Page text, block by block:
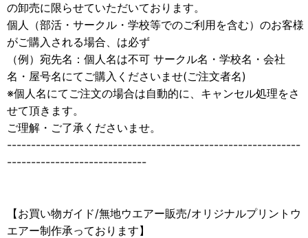
の卸売に限らせていただいております。
個人（部活・サークル・学校等でのご利用を含む）のお客様
がご購入される場合、は必ず
（例）宛先名：個人名は不可 サークル名・学校名・会社
名・屋号名にてご購入くださいませ(ご注文者名)
※個人名にてご注文の場合は自動的に、キャンセル処理をさ
せて頂きます。
ご理解・ご了承くださいませ。
-------------------------------------------------------------
-----------------------------
【お買い物ガイド/無地ウエアー販売/オリジナルプリントウ
エアー制作承っております】